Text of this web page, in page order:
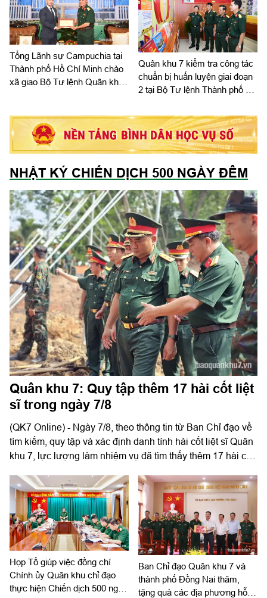
Tổng Lãnh sự Campuchia tại
Thành phố Hồ Chí Minh chào
xã giao Bộ Tư lệnh Quân khu
Quân khu 7 kiểm tra công tác
chuẩn bị huấn luyện giai đoạn
2 tại Bộ Tư lệnh Thành phố Hồ
NHẬT KÝ CHIẾN DỊCH 500 NGÀY ĐÊM
Quân khu 7: Quy tập thêm 17 hài cốt liệt
sĩ trong ngày 7/8
(QK7 Online) - Ngày 7/8, theo thông tin từ Ban Chỉ đạo về
tìm kiếm, quy tập và xác định danh tính hài cốt liệt sĩ Quân
khu 7, lực lượng làm nhiệm vụ đã tìm thấy thêm 17 hài cốt
HCM).
Họp Tổ giúp việc đồng chí
Chính ủy Quân khu chỉ đạo
thực hiện Chiến dịch 500 ngày
Ban Chỉ đạo Quân khu 7 và
thành phố Đồng Nai thăm,
tặng quà các địa phương hỗ